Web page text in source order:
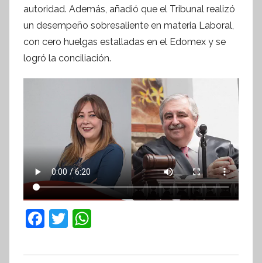
autoridad. Además, añadió que el Tribunal realizó
un desempeño sobresaliente en materia Laboral,
con cero huelgas estalladas en el Edomex y se
logró la conciliación.
F
T